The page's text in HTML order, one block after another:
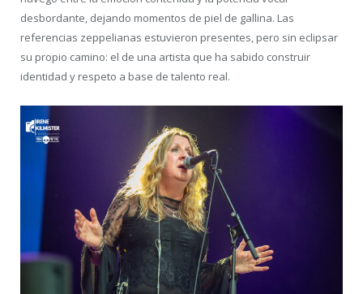
desbordante, dejando momentos de piel de gallina. Las
referencias zeppelianas estuvieron presentes, pero sin eclipsar
su propio camino: el de una artista que ha sabido construir
identidad y respeto a base de talento real.